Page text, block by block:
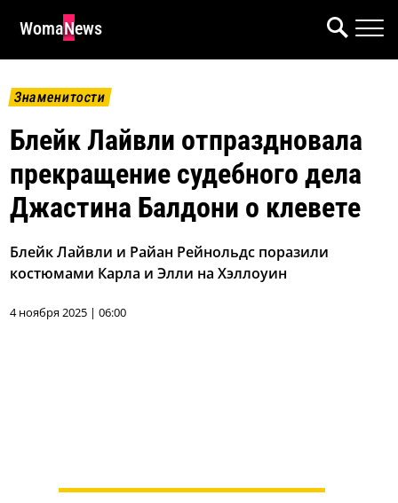
WomaNews
Знаменитости
Блейк Лайвли отпраздновала
прекращение судебного дела
Джастина Балдони о клевете
Блейк Лайвли и Райан Рейнольдс поразили
костюмами Карла и Элли на Хэллоуин
4 ноября 2025 | 06:00